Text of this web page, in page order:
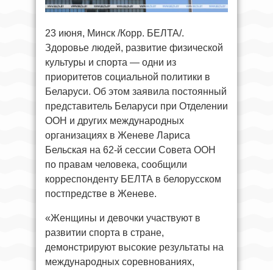
23 июня, Минск /Корр. БЕЛТА/.
Здоровье людей, развитие физической
культуры и спорта — одни из
приоритетов социальной политики в
Беларуси. Об этом заявила постоянный
представитель Беларуси при Отделении
ООН и других международных
организациях в Женеве Лариса
Бельская на 62-й сессии Совета ООН
по правам человека, сообщили
корреспонденту БЕЛТА в белорусском
постпредстве в Женеве.
«Женщины и девочки участвуют в
развитии спорта в стране,
демонстрируют высокие результаты на
международных соревнованиях,